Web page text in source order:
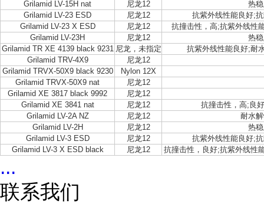
Grilamid LV-15H nat
尼龙12
热
Grilamid LV-23 ESD
尼龙12
抗紫外线性能良好;
Grilamid LV-23 X ESD
尼龙12
抗撞击性，高;抗紫外线性
Grilamid LV-23H
尼龙12
热
Grilamid TR XE 4139 black 9231 尼龙，未指定
抗紫外线性能良好;耐
Grilamid TRV-4X9
尼龙12
Grilamid TRVX-50X9 black 9230
Nylon 12X
Grilamid TRVX-50X9 nat
尼龙12
Grilamid XE 3817 black 9992
尼龙12
Grilamid XE 3841 nat
尼龙12
抗撞击性，高;良
Grilamid LV-2A NZ
尼龙12
耐水
Grilamid LV-2H
尼龙12
热
Grilamid LV-3 ESD
尼龙12
抗紫外线性能良好;
Grilamid LV-3 X ESD black
尼龙12 抗撞击性，良好;抗紫外线性
...
联系我们